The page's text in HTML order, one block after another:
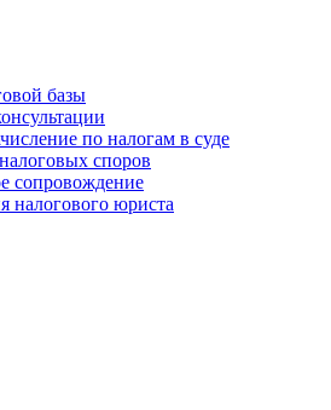
базы
по налогам в суде
споров
сопровождение
налогового юриста